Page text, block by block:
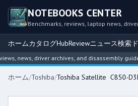
NOTEBOOKS CENTER
Benchmarks, reviews, laptop news,
ホームカタログHubReviewニュース検索
news, driver archives, and disassembly guides.
ホーム/Toshiba/Toshiba Satellite C850-